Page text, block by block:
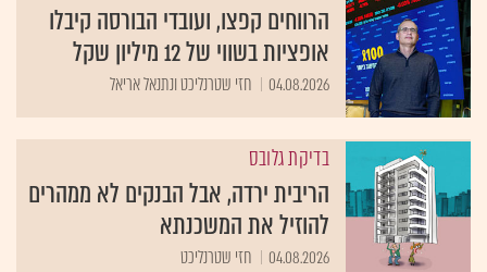
הרווחים קפצו, ועובדי הבורסה קיבלו
אופציות בשווי של 12 מיליון שקל
04.08.2026 חזי שטרנליכט ונתנאל אריאל
בדיקת גלובס
הריבית ירדה, אבל הבנקים לא ממהרים
להוזיל את המשכנתא
04.08.2026 חזי שטרנליכט